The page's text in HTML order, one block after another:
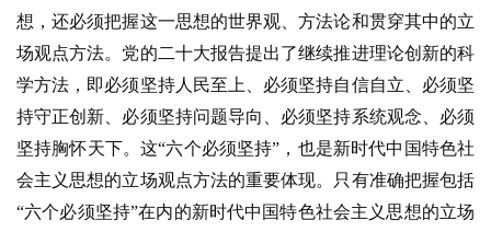
想，还必须把握这一思想的世界观、方法论和贯穿其中的立
场观点方法。党的二十大报告提出了继续推进理论创新的科
学方法，即必须坚持人民至上、必须坚持自信自立、必须坚
持守正创新、必须坚持问题导向、必须坚持系统观念、必须
坚持胸怀天下。这“六个必须坚持”，也是新时代中国特色社
会主义思想的立场观点方法的重要体现。只有准确把握包括
“六个必须坚持”在内的新时代中国特色社会主义思想的立场